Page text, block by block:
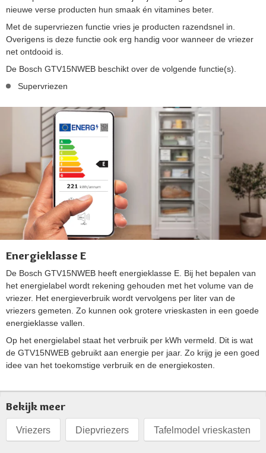
nieuwe verse producten hun smaak én vitamines beter.
Met de supervriezen functie vries je producten razendsnel in.
Overigens is deze functie ook erg handig voor wanneer de vriezer
net ontdooid is.
De Bosch GTV15NWEB beschikt over de volgende functie(s).
Supervriezen
Energieklasse E
De Bosch GTV15NWEB heeft energieklasse E. Bij het bepalen van
het energielabel wordt rekening gehouden met het volume van de
vriezer. Het energieverbruik wordt vervolgens per liter van de
vriezers gemeten. Zo kunnen ook grotere vrieskasten in een goede
energieklasse vallen.
Op het energielabel staat het verbruik per kWh vermeld. Dit is wat
de GTV15NWEB gebruikt aan energie per jaar. Zo krijg je een goed
idee van het toekomstige verbruik en de energiekosten.
Bekijk meer
Vriezers Diepvriezers Tafelmodel vrieskasten